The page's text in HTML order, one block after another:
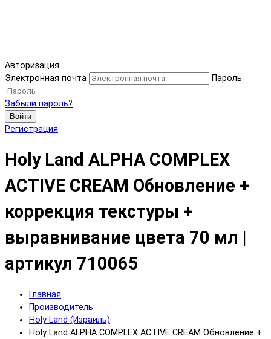
Авторизация
Электронная почта
Пароль
Забыли пароль?
Войти
Регистрация
Holy Land ALPHA COMPLEX
ACTIVE CREAM Обновление +
коррекция текстуры +
выравнивание цвета 70 мл |
артикул 710065
Главная
Производитель
Holy Land (Израиль)
Holy Land ALPHA COMPLEX ACTIVE CREAM Обновление +